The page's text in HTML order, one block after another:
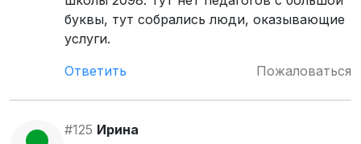
буквы, тут собрались люди, оказывающие
услуги.
Ответить
Пожаловаться
#125 Ирина